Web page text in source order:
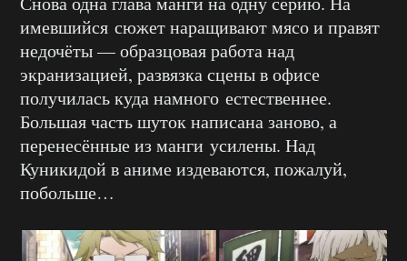
имевшийся сюжет наращивают мясо и правят
недочёты — образцовая работа над
экранизацией, развязка сцены в офисе
получилась куда намного естественнее.
Большая часть шуток написана заново, а
перенесённые из манги усилены. Над
Куникидой в аниме издеваются, пожалуй,
побольше…